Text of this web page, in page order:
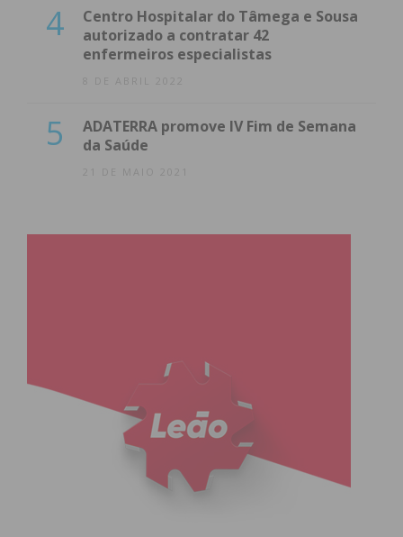
4
Centro Hospitalar do Tâmega e Sousa
autorizado a contratar 42
enfermeiros especialistas
8 DE ABRIL 2022
5
ADATERRA promove IV Fim de Semana
da Saúde
21 DE MAIO 2021